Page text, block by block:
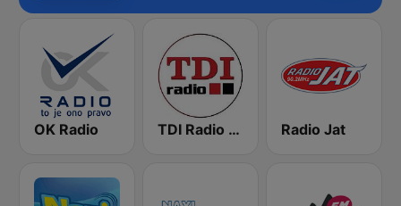
OK Radio TDI Radio 91.8 FM Radio Jat